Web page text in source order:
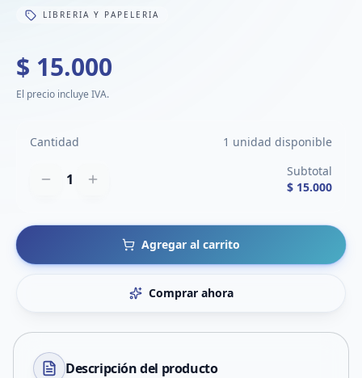
LIBRERIA Y PAPELERIA
$ 15.000
El precio incluye IVA.
Cantidad 1 unidad disponible
1
Subtotal
$ 15.000
Agregar al carrito
Comprar ahora
Descripción del producto